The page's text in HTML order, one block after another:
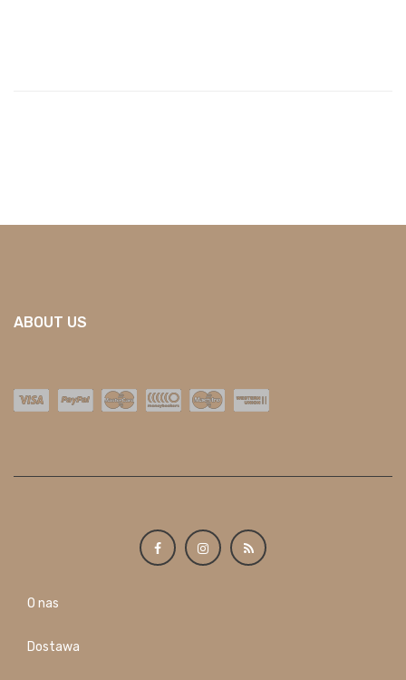
ABOUT US
O nas
Dostawa